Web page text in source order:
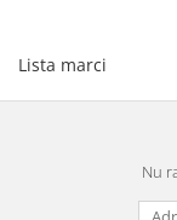
Lista marci
Nu